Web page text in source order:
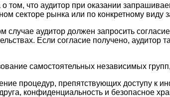
о том, что аудитор при оказании
секторе рынка или по конкретному виду
случае аудитор должен запросить
Если согласие получено,
самостоятельных независимых
процедур, препятствующих доступу к
друга, конфиденциальность и безопасное